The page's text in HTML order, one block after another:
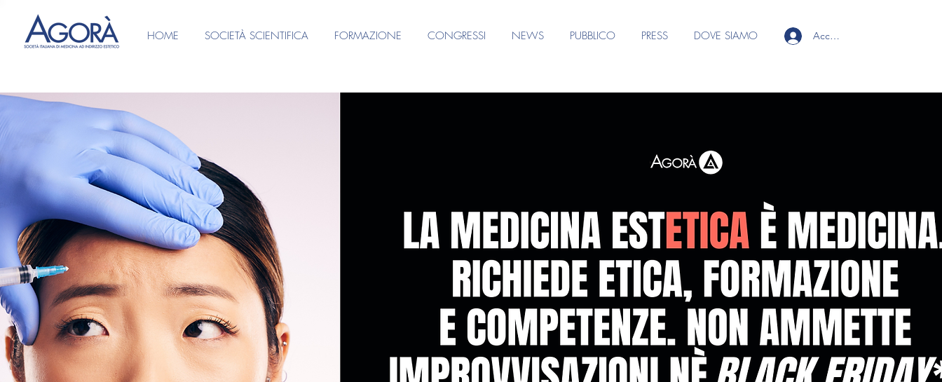
HOME SOCIETÀ SCIENTIFICA FORMAZIONE CONGRESSI NEWS PUBBLICO PRESS DOVE SIAMO Accedi